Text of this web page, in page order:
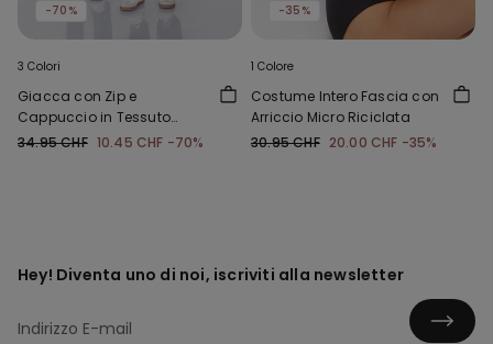
-70%
3 Colori
Giacca con Zip e
Cappuccio in Tessuto
Tecnico Bimbi Unisex
34.95 CHF 10.45 CHF -70%
-35%
1 Colore
Costume Intero Fascia con
Arriccio Micro Riciclata
30.95 CHF 20.00 CHF -35%
Hey! Diventa uno di noi, iscriviti alla newsletter